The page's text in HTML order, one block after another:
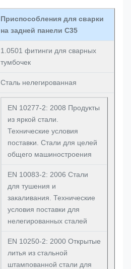
Приспособления для сварки
на задней панели C35
1.0501 фитинги для сварных
тумбочек
Сталь нелегированная
EN 10277-2: 2008 Продукты
из яркой стали.
Технические условия
поставки. Стали для целей
общего машиностроения
EN 10083-2: 2006 Стали
для тушения и
закаливания. Технические
условия поставки для
нелегированных сталей
EN 10250-2: 2000 Открытые
литья из стальной
штампованной стали для